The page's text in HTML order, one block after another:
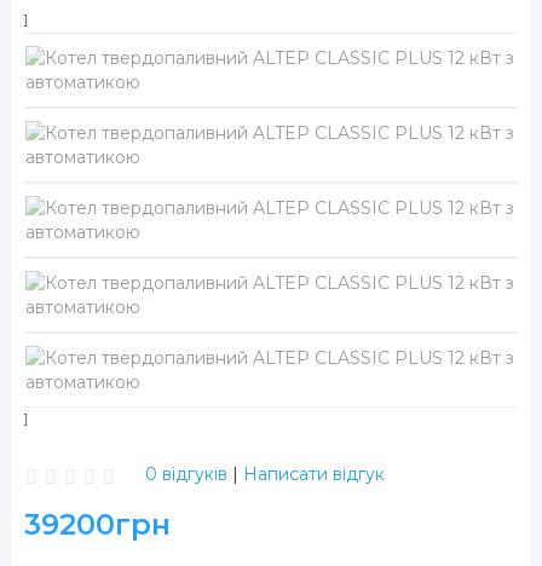
0 відгуків | Написати відгук
39200грн